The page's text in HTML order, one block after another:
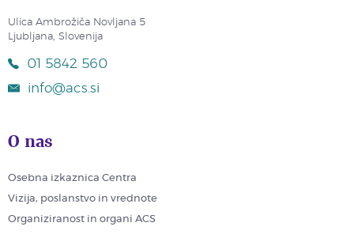
Ulica Ambrožiča Novljana 5
Ljubljana, Slovenija
01 5842 560
info@acs.si
O nas
Osebna izkaznica Centra
Vizija, poslanstvo in vrednote
Organiziranost in organi ACS